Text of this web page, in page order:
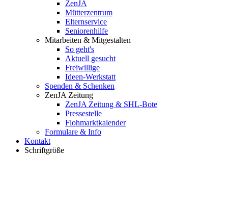
ZenJA
Mütterzentrum
Elternservice
Seniorenhilfe
Mitarbeiten & Mitgestalten
So geht's
Aktuell gesucht
Freiwillige
Ideen-Werkstatt
Spenden & Schenken
ZenJA Zeitung
ZenJA Zeitung & SHL-Bote
Pressestelle
Flohmarktkalender
Formulare & Info
Kontakt
Schriftgröße